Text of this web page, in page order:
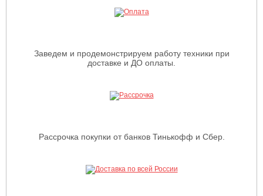
Заведем и продемонстрируем работу техники при
доставке и ДО оплаты.
Рассрочка покупки от банков Тинькофф и Сбер.